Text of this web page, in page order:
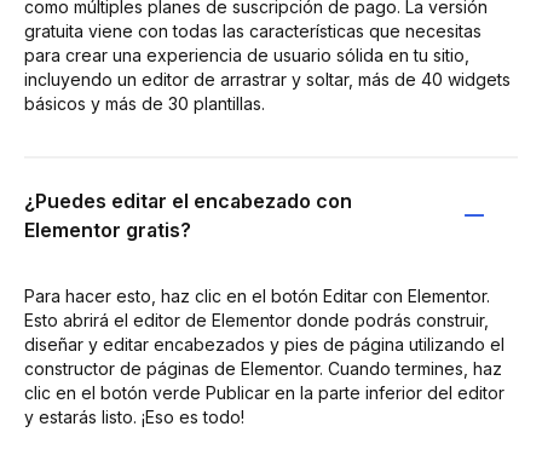
como múltiples planes de suscripción de pago. La versión
gratuita viene con todas las características que necesitas
para crear una experiencia de usuario sólida en tu sitio,
incluyendo un editor de arrastrar y soltar, más de 40 widgets
básicos y más de 30 plantillas.
¿Puedes editar el encabezado con
Elementor gratis?
Para hacer esto, haz clic en el botón Editar con Elementor.
Esto abrirá el editor de Elementor donde podrás construir,
diseñar y editar encabezados y pies de página utilizando el
constructor de páginas de Elementor. Cuando termines, haz
clic en el botón verde Publicar en la parte inferior del editor
y estarás listo. ¡Eso es todo!